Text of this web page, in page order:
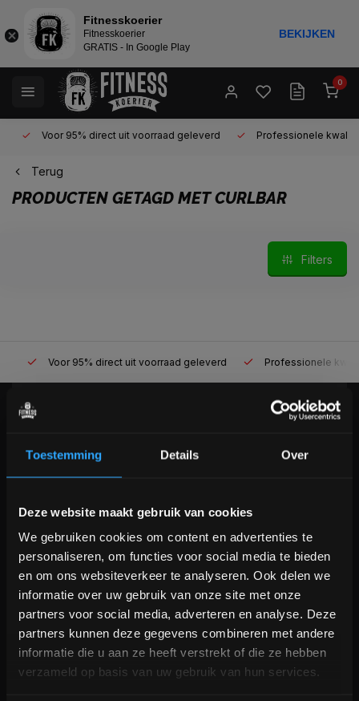
Toestemming Details Over
Deze website maakt gebruik van cookies
We gebruiken cookies om content en advertenties te
personaliseren, om functies voor social media te bieden
en om ons websiteverkeer te analyseren. Ook delen we
informatie over uw gebruik van onze site met onze
partners voor social media, adverteren en analyse. Deze
partners kunnen deze gegevens combineren met andere
informatie die u aan ze heeft verstrekt of die ze hebben
verzameld op basis van uw gebruik van hun services.
0
Voor 95% direct uit voorraad geleverd Professionele
Terug
PRODUCTEN GETAGD MET CURLBAR
Filters
Voor 95% direct uit voorraad geleverd Professionele
KLANTENSERVICE
+31 (0)24 645 1309
Bam! 5% korting op je volgende
bestelling
Schrijf je in voor onze nieuwsbrief om op de hoogte te
blijven over onze nieuwe producten, deals en meer
interessante info. Ontvang 5% korting op je eerstvolgende
aankoop! 😀
Fitnesskoerier
Fitnesskoerier
GRATIS - In Google Play
BEKIJKEN